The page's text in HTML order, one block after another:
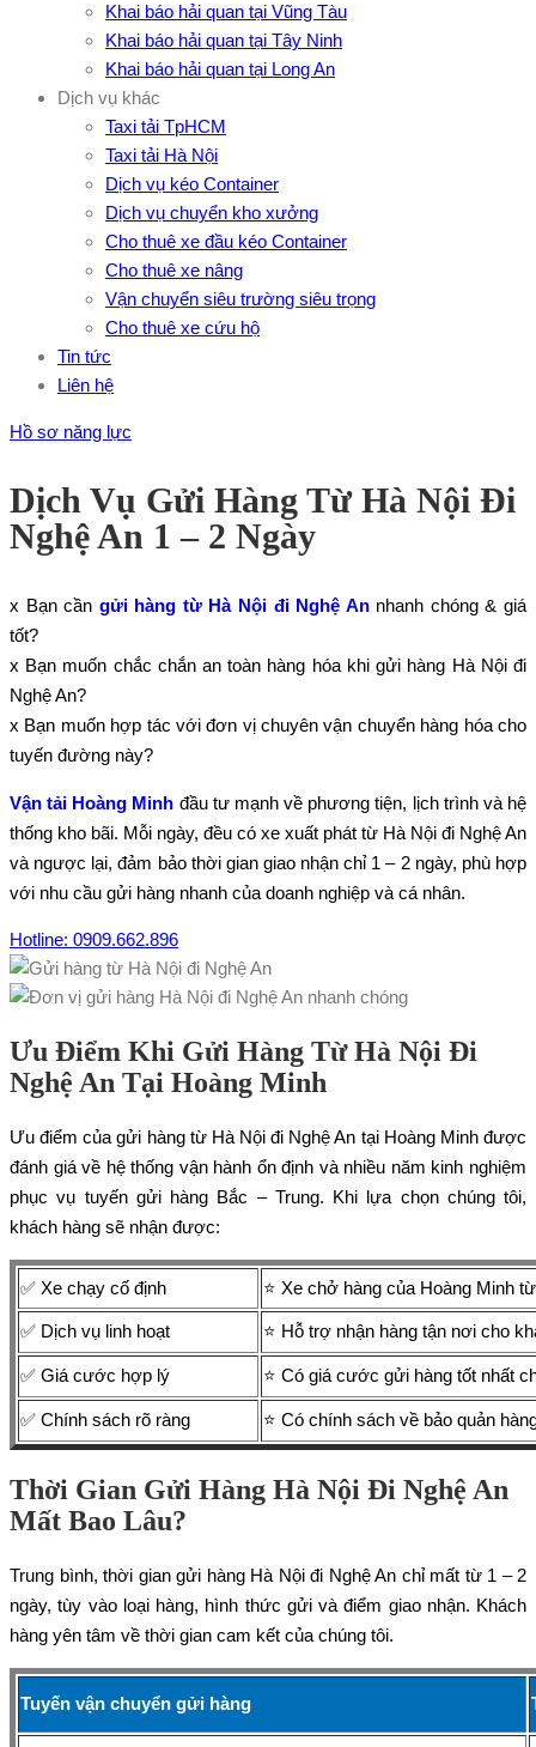
Khai báo hải quan tại Vũng Tàu
Khai báo hải quan tại Tây Ninh
Khai báo hải quan tại Long An
Dịch vụ khác
Taxi tải TpHCM
Taxi tải Hà Nội
Dịch vụ kéo Container
Dịch vụ chuyển kho xưởng
Cho thuê xe đầu kéo Container
Cho thuê xe nâng
Vận chuyển siêu trường siêu trọng
Cho thuê xe cứu hộ
Tin tức
Liên hệ
Hồ sơ năng lực
Dịch Vụ Gửi Hàng Từ Hà Nội Đi
Nghệ An 1 – 2 Ngày
x Bạn cần gửi hàng từ Hà Nội đi Nghệ Annhanh chóng & giá
tốt?
x Bạn muốn chắc chắn an toàn hàng hóa khi gửi hàng Hà Nội đi
Nghệ An?
x Bạn muốn hợp tác với đơn vị chuyên vận chuyển hàng hóa cho
tuyến đường này?
Vận tải Hoàng Minh đầu tư mạnh về phương tiện, lịch trình và hệ
thống kho bãi. Mỗi ngày, đều có xe xuất phát từ Hà Nội đi Nghệ An
và ngược lại, đảm bảo thời gian giao nhận chỉ 1 – 2 ngày, phù hợp
với nhu cầu gửi hàng nhanh của doanh nghiệp và cá nhân.
Hotline: 0909.662.896
Ưu Điểm Khi Gửi Hàng Từ Hà Nội Đi
Nghệ An Tại Hoàng Minh
Ưu điểm của gửi hàng từ Hà Nội đi Nghệ An tại Hoàng Minh được
đánh giá về hệ thống vận hành ổn định và nhiều năm kinh nghiệm
phục vụ tuyến gửi hàng Bắc – Trung. Khi lựa chọn chúng tôi,
khách hàng sẽ nhận được:
✅ Xe chạy cố định ⭐ Xe chở hàng của Hoàng Minh
✅ Dịch vụ linh hoạt ⭐ Hỗ trợ nhận hàng tận nơi cho
✅ Giá cước hợp lý ⭐ Có giá cước gửi hàng tốt nhất
✅ Chính sách rõ ràng ⭐ Có chính sách về bảo quản
Thời Gian Gửi Hàng Hà Nội Đi Nghệ An
Mất Bao Lâu?
Trung bình, thời gian gửi hàng Hà Nội đi Nghệ An chỉ mất từ 1 – 2
ngày, tùy vào loại hàng, hình thức gửi và điểm giao nhận. Khách
hàng yên tâm về thời gian cam kết của chúng tôi.
Tuyến vận chuyển gửi hàng